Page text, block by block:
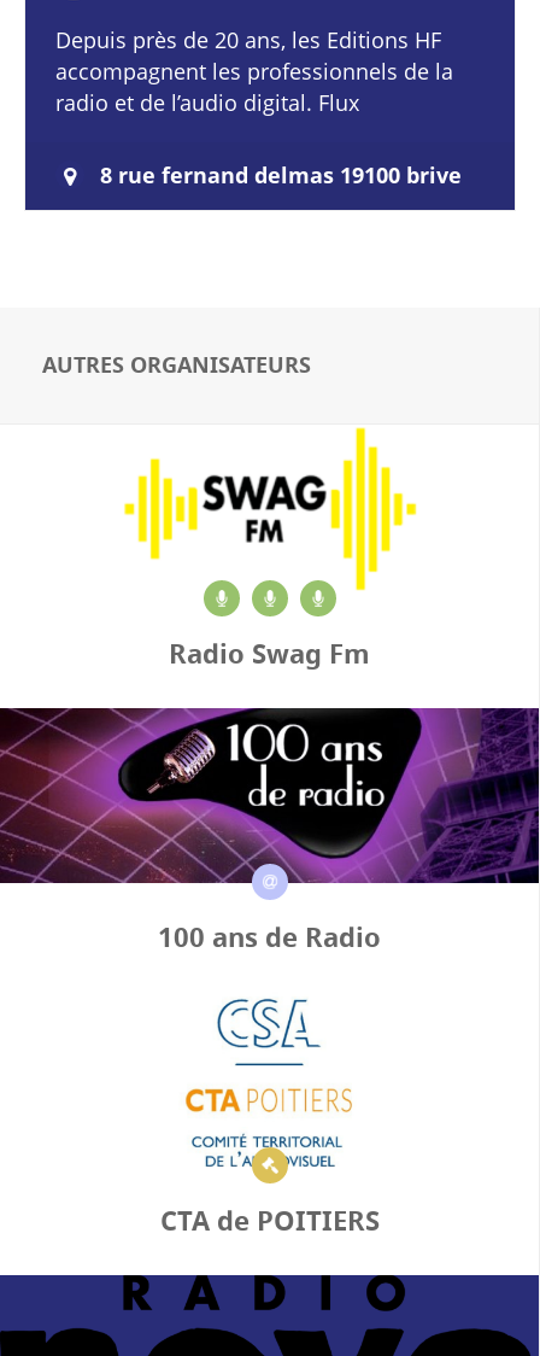
Depuis près de 20 ans, les Editions HF
accompagnent les professionnels de la
radio et de l’audio digital. Flux
livres, événements… nous…
8 rue fernand delmas 19100 brive
AUTRES ORGANISATEURS
Radio Swag Fm
100 ans de Radio
CTA de POITIERS